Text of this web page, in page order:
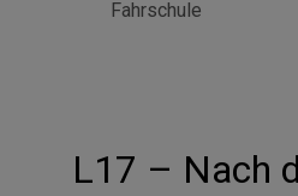
Fahrschule
L17 – Nach